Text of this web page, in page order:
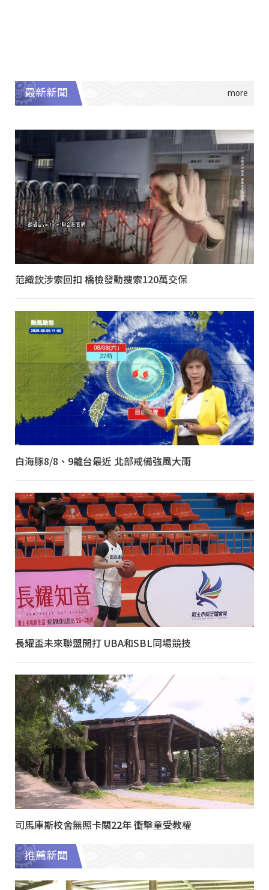
最新新聞
范織欽涉索回扣 橋檢發動搜索120萬交保
白海豚8/8、9離台最近 北部戒備強風大雨
長耀盃未來聯盟開打 UBA和SBL同場競技
司馬庫斯校舍無照卡關22年 衝擊童受教權
推薦新聞